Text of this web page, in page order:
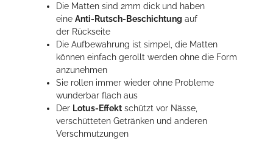
Die Matten sind 2mm dick und haben
eine Anti-Rutsch-Beschichtung auf
der Rückseite
Die Aufbewahrung ist simpel, die Matten
können einfach gerollt werden ohne die Form
anzunehmen
Sie rollen immer wieder ohne Probleme
wunderbar flach aus
Der Lotus-Effekt schützt vor Nässe,
verschütteten Getränken und anderen
Verschmutzungen